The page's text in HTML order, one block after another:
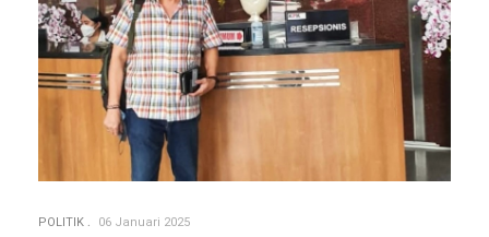
POLITIK 06 Januari 2025